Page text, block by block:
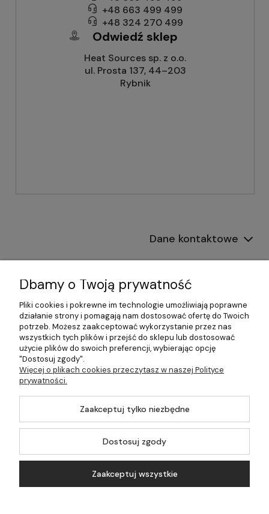
+48 663 499 499
+48 324 270 499
Odwiedź sklep
Heat Sources sp. z o.o.
ul. Prosta 137, 44–203
Rybnik
Dane kontaktowe
Informacje
Płatności i dostawa
Pomoc
Moje konto
©2026 Wszelkie Prawa Zastrzeżone | 499.pl - najlepszy sklep z
Dbamy o Twoją prywatność
Pliki cookies i pokrewne im technologie umożliwiają poprawne
działanie strony i pomagają nam dostosować ofertę do Twoich
potrzeb. Możesz zaakceptować wykorzystanie przez nas
wszystkich tych plików i przejść do sklepu lub dostosować
użycie plików do swoich preferencji, wybierając opcję
"Dostosuj zgody".
Więcej o plikach cookies przeczytasz w naszej Polityce
prywatności.
Zaakceptuj tylko niezbędne
Dostosuj zgody
Zaakceptuj wszystkie